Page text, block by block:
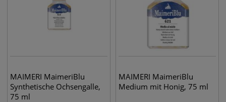
MAIMERI MaimeriBlu
Synthetische Ochsengalle,
75 ml
MAIMERI MaimeriBlu
Medium mit Honig, 75 ml